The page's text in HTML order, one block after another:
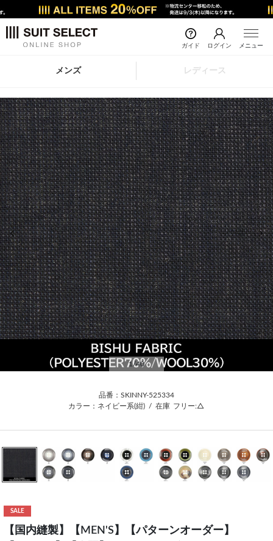
ガイド ログイン メニュー
メンズ レディース
前の画像 次
1/40
品番：SKINNY-525334
カラー：ネイビー系(紺) / 在庫 フリー:△
SALE
【国内縫製】【MEN'S】【パターンオーダー】